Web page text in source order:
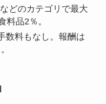
どのカテゴリで最大
料品2％。
数料もなし。報酬は